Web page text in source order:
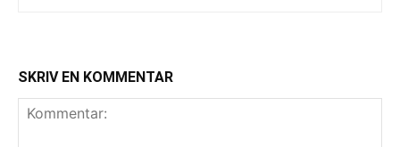
SKRIV EN KOMMENTAR